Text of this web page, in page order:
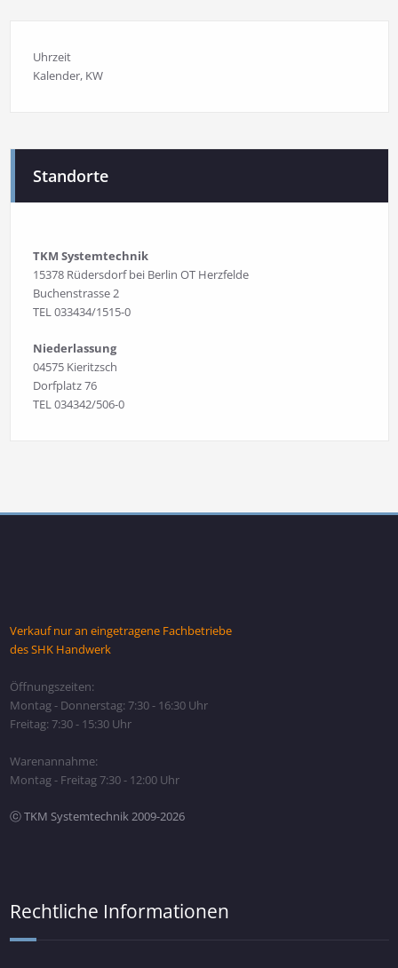
Uhrzeit
Kalender, KW
Standorte
TKM Systemtechnik
15378 Rüdersdorf bei Berlin OT Herzfelde
Buchenstrasse 2
TEL 033434/1515-0
Niederlassung
04575 Kieritzsch
Dorfplatz 76
TEL 034342/506-0
Verkauf nur an eingetragene Fachbetriebe
des SHK Handwerk
Öffnungszeiten:
Montag - Donnerstag: 7:30 - 16:30 Uhr
Freitag: 7:30 - 15:30 Uhr
Warenannahme:
Montag - Freitag 7:30 - 12:00 Uhr
ⓒ TKM Systemtechnik 2009-2026
Rechtliche Informationen